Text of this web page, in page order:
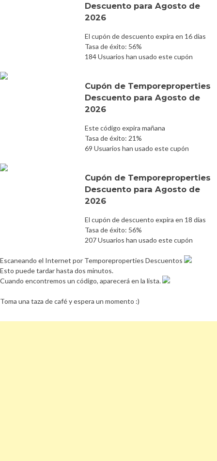
Descuento para Agosto de
2026
El cupón de descuento expira en 16 días
Tasa de éxito: 56%
184 Usuarios han usado este cupón
Cupón de Temporeproperties
Descuento para Agosto de
2026
Este código expira mañana
Tasa de éxito: 21%
69 Usuarios han usado este cupón
Cupón de Temporeproperties
Descuento para Agosto de
2026
El cupón de descuento expira en 18 días
Tasa de éxito: 56%
207 Usuarios han usado este cupón
Escaneando el Internet por Temporeproperties Descuentos
Esto puede tardar hasta dos minutos.
Cuando encontremos un código, aparecerá en la lista.
Toma una taza de café y espera un momento :)